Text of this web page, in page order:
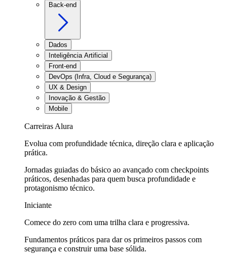
Back-end
Dados
Inteligência Artificial
Front-end
DevOps (Infra, Cloud e Segurança)
UX & Design
Inovação & Gestão
Mobile
Carreiras Alura
Evolua com profundidade técnica, direção clara e aplicação
prática.
Jornadas guiadas do básico ao avançado com checkpoints
práticos, desenhadas para quem busca profundidade e
protagonismo técnico.
Iniciante
Comece do zero com uma trilha clara e progressiva.
Fundamentos práticos para dar os primeiros passos com
segurança e construir uma base sólida.